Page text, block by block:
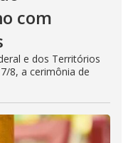
com
e dos Territórios
8, a cerimônia de